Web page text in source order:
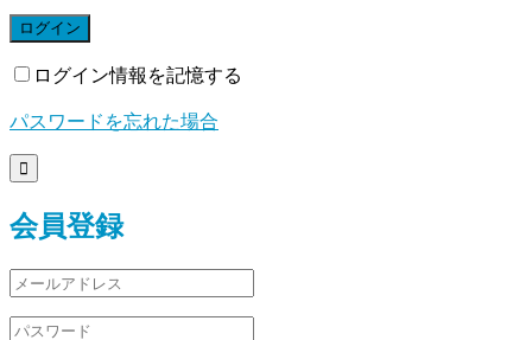
ログイン
ログイン情報を記憶する
パスワードを忘れた場合

会員登録